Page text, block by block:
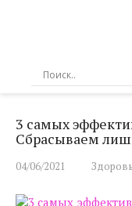
3 самых
Сбрасываем
04/06/2021